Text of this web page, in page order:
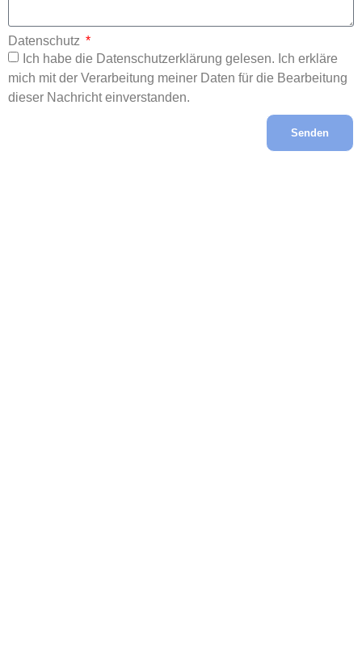
Datenschutz
Ich habe die Datenschutzerklärung gelesen. Ich erkläre
mich mit der Verarbeitung meiner Daten für die Bearbeitung
dieser Nachricht einverstanden.
Senden